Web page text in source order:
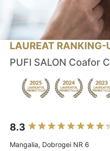
LAUREAT RANKING-
PUFI SALON Coafor
8.3
Mangalia, Dobrogei NR 6